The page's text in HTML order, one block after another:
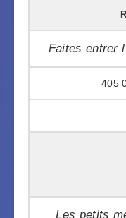
Faites entrer
405
Les petits